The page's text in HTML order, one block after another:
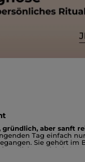
aber sanft
Tag einfach
Sie gehört im
so wichtig?